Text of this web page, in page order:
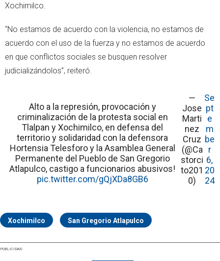
Xochimilco.
“No estamos de acuerdo con la violencia, no estamos de
acuerdo con el uso de la fuerza y no estamos de acuerdo
en que conflictos sociales se busquen resolver
judicializándolos”, reiteró.
Alto a la represión, provocación y
criminalización de la protesta social en
Tlalpan y Xochimilco, en defensa del
territorio y solidaridad con la defensora
Hortensia Telesforo y la Asamblea General
Permanente del Pueblo de San Gregorio
Atlapulco, castigo a funcionarios abusivos!
pic.twitter.com/gQjXDa8GB6
—
Jose
Marti
nez
Cruz
(@Ca
storci
to201
0)
Se
pt
e
m
be
r
6,
20
24
Xochimilco San Gregorio Atlapulco
PUBLICIDAD